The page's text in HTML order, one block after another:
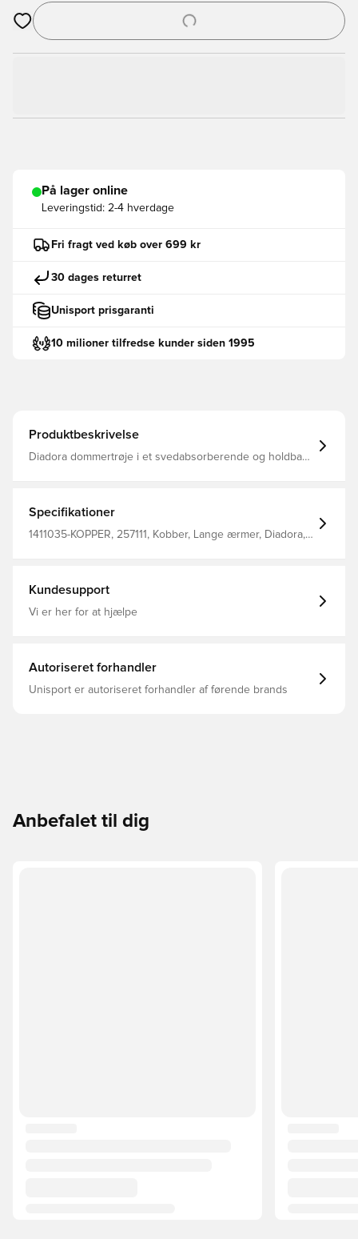
Åbner en Modal til at logge ind eller tilmelde dig som medlem
På lager online
Leveringstid: 2-4 hverdage
Fri fragt ved køb over 699 kr
30 dages returret
Unisport prisgaranti
10 milioner tilfredse kunder siden 1995
Produktbeskrivelse
Diadora dommertrøje i et svedabsorberende og holdbart
Specifikationer
1411035-KOPPER, 257111, Kobber, Lange ærmer, Diadora,
Kundesupport
Vi er her for at hjælpe
Autoriseret forhandler
Unisport er autoriseret forhandler af førende brands
Anbefalet til dig